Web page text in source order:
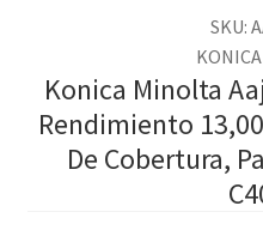
SKU:
Konica Minolta
Rendimiento
De Cobertura,